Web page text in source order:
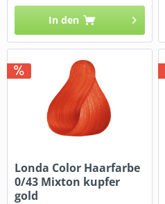
In den
Londa Color Haarfarbe
0/43 Mixton kupfer
gold